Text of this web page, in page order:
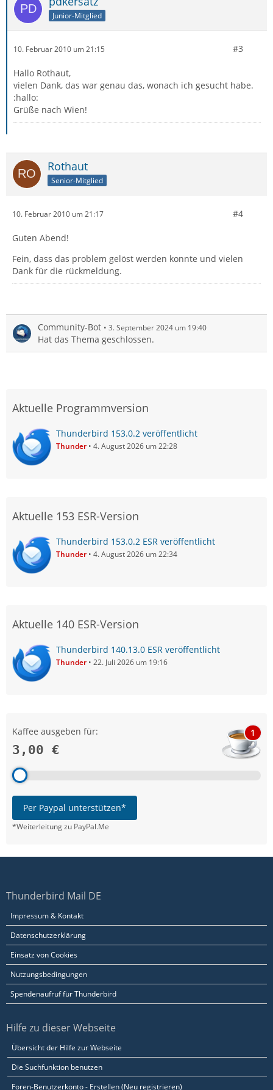
Junior-Mitglied
10. Februar 2010 um 21:15 #3
Hallo Rothaut,
vielen Dank, das war genau das, wonach ich gesucht habe.
:hallo:
Grüße nach Wien!
Rothaut
Senior-Mitglied
10. Februar 2010 um 21:17 #4
Guten Abend!
Fein, dass das problem gelöst werden konnte und vielen
Dank für die rückmeldung.
Community-Bot 3. September 2024 um 19:40
Hat das Thema geschlossen.
Aktuelle Programmversion
Thunderbird 153.0.2 veröffentlicht
Thunder 4. August 2026 um 22:28
Aktuelle 153 ESR-Version
Thunderbird 153.0.2 ESR veröffentlicht
Thunder 4. August 2026 um 22:34
Aktuelle 140 ESR-Version
Thunderbird 140.13.0 ESR veröffentlicht
Thunder 22. Juli 2026 um 19:16
Kaffee ausgeben für:
3,00 €
1
Per Paypal unterstützen*
*Weiterleitung zu PayPal.Me
Thunderbird Mail DE
Impressum & Kontakt
Datenschutzerklärung
Einsatz von Cookies
Nutzungsbedingungen
Spendenaufruf für Thunderbird
Hilfe zu dieser Webseite
Übersicht der Hilfe zur Webseite
Die Suchfunktion benutzen
Foren-Benutzerkonto - Erstellen (Neu registrieren)